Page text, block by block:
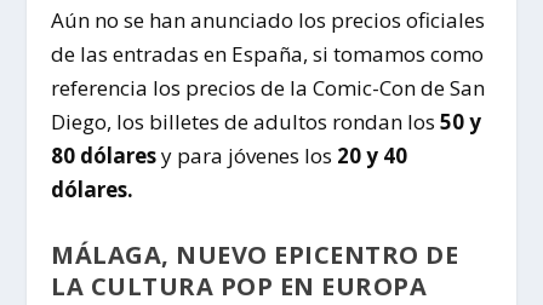
Aún no se han anunciado los precios oficiales
de las entradas en España, si tomamos como
referencia los precios de la Comic-Con de San
Diego, los billetes de adultos rondan los50 y
80 dólaresy para jóvenes los 20 y 40
dólares.
MÁLAGA, NUEVO EPICENTRO DE
LA CULTURA POP EN EUROPA